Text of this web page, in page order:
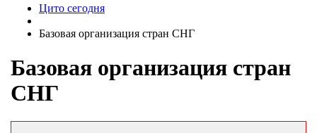
Цито сегодня
Базовая организация стран СНГ
Базовая организация стран
СНГ